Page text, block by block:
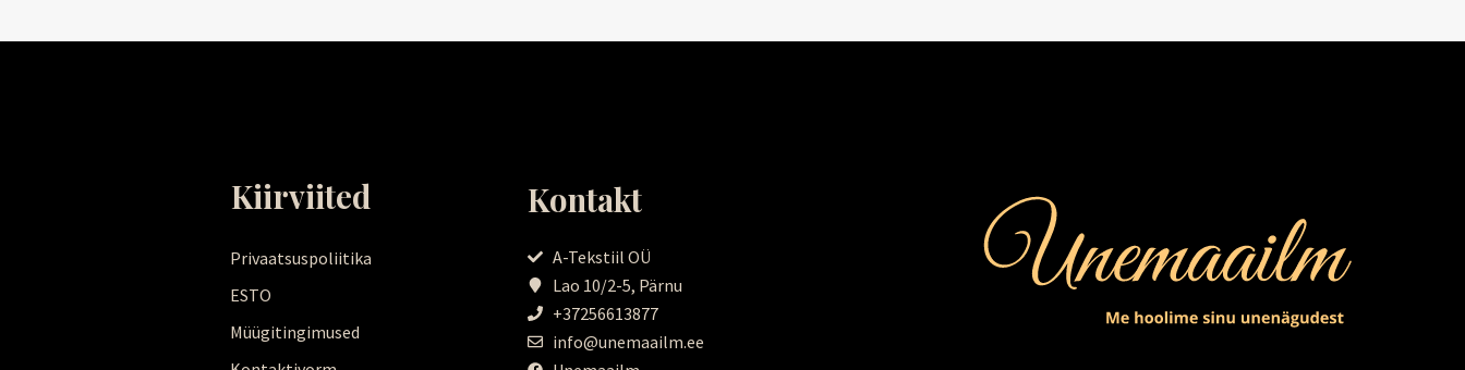
Kiirviited
Privaatsuspoliitika
ESTO
Müügitingimused
Kontakt
A-Tekstiil OÜ
Lao 10/2-5, Pärnu
+37256613877
info@unemaailm.ee